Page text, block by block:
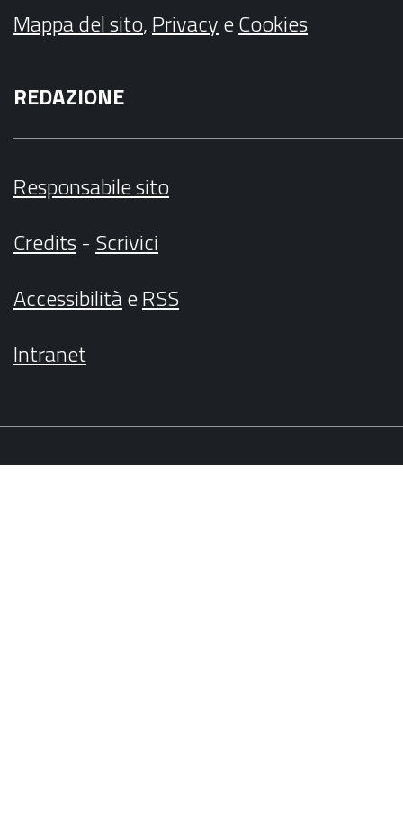
Mappa del sito,PrivacyeCookies
REDAZIONE
Responsabile sito
Credits- Scrivici
AccessibilitàeRSS
Intranet